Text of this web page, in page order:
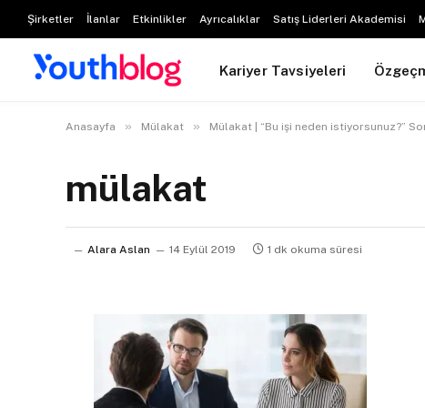
Şirketler İlanlar Etkinlikler Ayrıcalıklar Satış Liderleri Akademisi
Kariyer Tavsiyeleri
Anasayfa » Mülakat » Mülakat | “Bu işi neden istiyorsunuz?”
mülakat
Alara Aslan 14 Eylül 2019 1 dk okuma süresi